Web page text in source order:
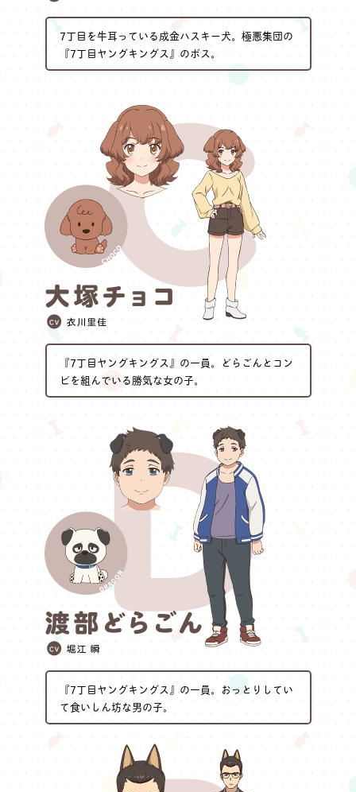
7丁目を牛耳っている成金ハスキー犬。極悪集団の
『7丁目ヤングキングス』のボス。
『7丁目ヤングキングス』の一員。どらごんとコン
ビを組んでいる勝気な女の子。
『7丁目ヤングキングス』の一員。おっとりしてい
て食いしん坊な男の子。